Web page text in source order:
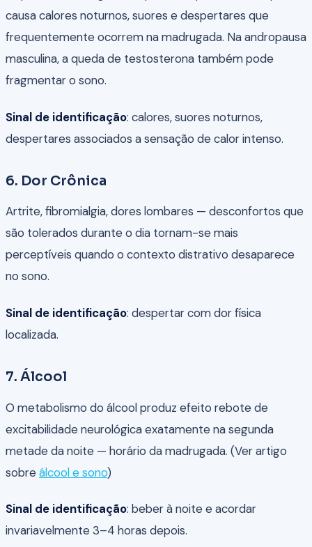
causa calores noturnos, suores e despertares que
frequentemente ocorrem na madrugada. Na andropausa
masculina, a queda de testosterona também pode
fragmentar o sono.
Sinal de identificação: calores, suores noturnos,
despertares associados a sensação de calor intenso.
6. Dor Crônica
Artrite, fibromialgia, dores lombares — desconfortos que
são tolerados durante o dia tornam-se mais
perceptíveis quando o contexto distrativo desaparece
no sono.
Sinal de identificação: despertar com dor física
localizada.
7. Álcool
O metabolismo do álcool produz efeito rebote de
excitabilidade neurológica exatamente na segunda
metade da noite — horário da madrugada. (Ver artigo
sobre álcool e sono)
Sinal de identificação: beber à noite e acordar
invariavelmente 3–4 horas depois.